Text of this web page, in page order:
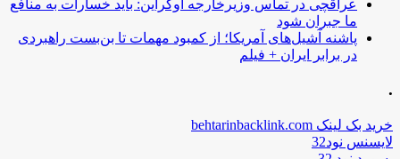
عراقچی در تماس وزیرخارجه اوکراین: باید خسارات به منافع
ما جبران شود
پاشنه آشیل‌های آمریکا؛ از کمبود مهمات تا بن‌بست راهبردی
در برابر ایران + فیلم
.
خرید بک لینک behtarinbacklink.com
لایسنس نود32